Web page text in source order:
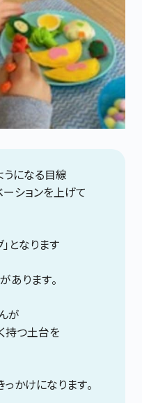
うになる目線
ーションを上げて
となります
あります。
が
持つ土台を
かけになります。